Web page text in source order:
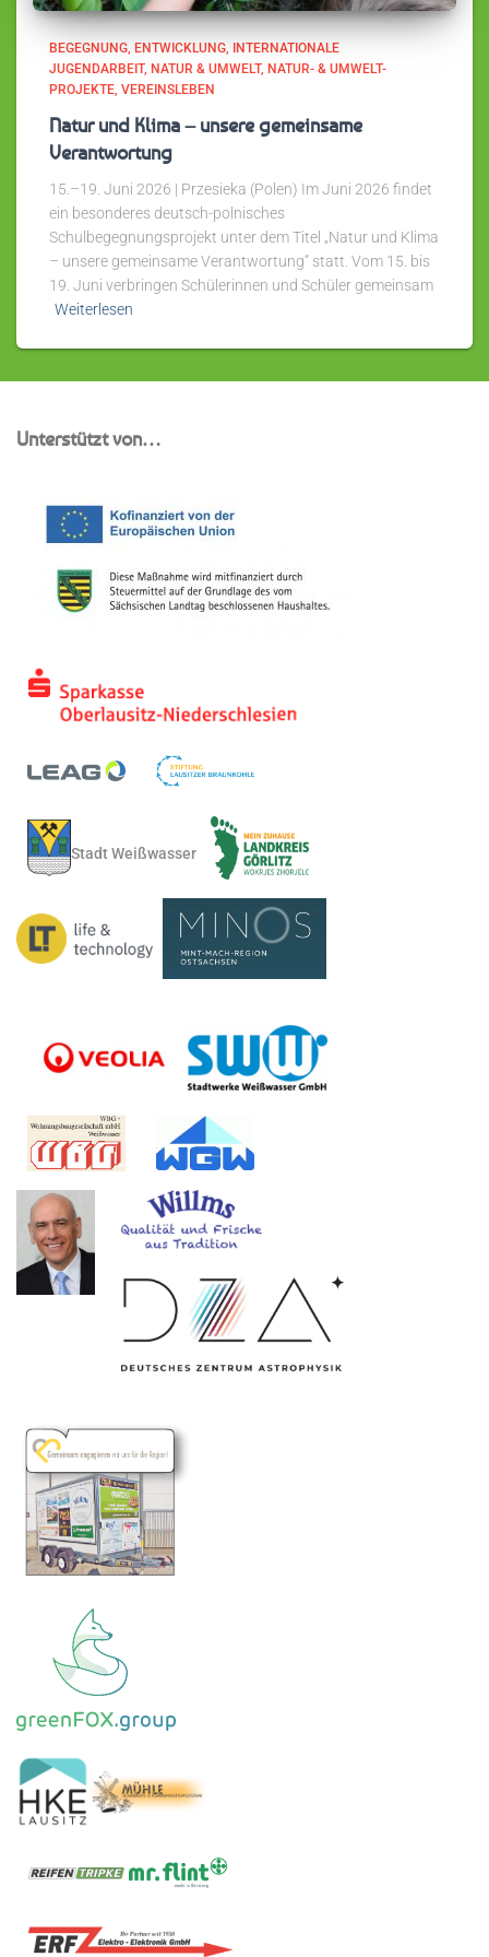
BEGEGNUNG ENTWICKLUNG
INTERNATIONALE
JUGENDARBEIT NATUR & UMWELT NATUR- & UMWELT-
PROJEKTE VEREINSLEBEN
Natur und Klima – unsere gemeinsame
Verantwortung
15.–19. Juni 2026 | Przesieka (Polen) Im Juni 2026 findet
ein besonderes deutsch-polnisches
Schulbegegnungsprojekt unter dem Titel „Natur und Klima
– unsere gemeinsame Verantwortung“ statt. Vom 15. bis
19. Juni verbringen Schülerinnen und Schüler gemeinsam
Weiterlesen
Unterstützt von…
Stadt Weißwasser